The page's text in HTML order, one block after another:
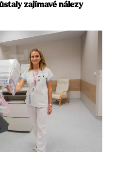
zajímavé nálezy